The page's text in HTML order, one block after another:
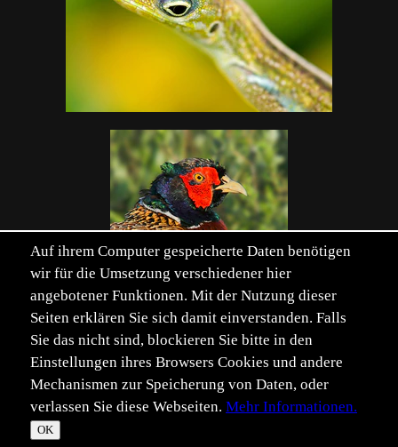
Auf ihrem Computer gespeicherte Daten benötigen
wir für die Umsetzung verschiedener hier
angebotener Funktionen. Mit der Nutzung dieser
Seiten erklären Sie sich damit einverstanden. Falls
Sie das nicht sind, blockieren Sie bitte in den
Einstellungen ihres Browsers Cookies und andere
Mechanismen zur Speicherung von Daten, oder
verlassen Sie diese Webseiten. Mehr Informationen.
OK